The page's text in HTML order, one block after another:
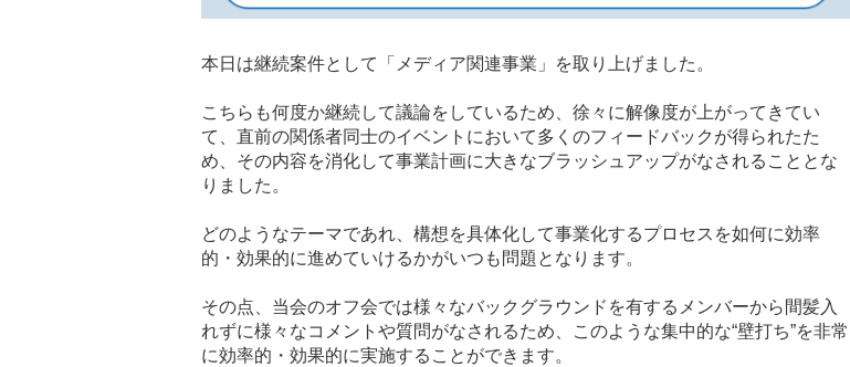
本日は継続案件として「メディア関連事業」を取り上げました。
こちらも何度か継続して議論をしているため、徐々に解像度が上がってきてい
て、直前の関係者同士のイベントにおいて多くのフィードバックが得られたた
め、その内容を消化して事業計画に大きなブラッシュアップがなされることとな
りました。
どのようなテーマであれ、構想を具体化して事業化するプロセスを如何に効率
的・効果的に進めていけるかがいつも問題となります。
その点、当会のオフ会では様々なバックグラウンドを有するメンバーから間髪入
れずに様々なコメントや質問がなされるため、このような集中的な“壁打ち”を非常
に効率的・効果的に実施することができます。